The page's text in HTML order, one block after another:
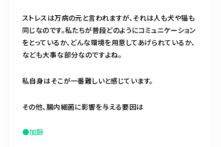
ストレスは万病の元と言われますが、それは人も犬や猫も
同じなのです。私たちが普段どのようにコミュニケーション
をとっているか、どんな環境を用意してあげられているか、
なども大事な部分なのですよね。
私自身はそこが一番難しいと感じています。
その他、腸内細菌に影響を与える要因は
●加齢